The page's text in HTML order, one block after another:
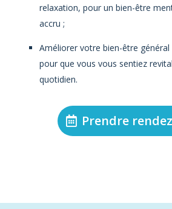
relaxation, pour un bien-être
accru ;
Améliorer votre bien-être
pour que vous vous sentiez
quotidien.
Prendre